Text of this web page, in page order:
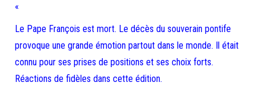
«
Le Pape François est mort. Le décès du souverain pontife
provoque une grande émotion partout dans le monde. Il était
connu pour ses prises de positions et ses choix forts.
Réactions de fidèles dans cette édition.